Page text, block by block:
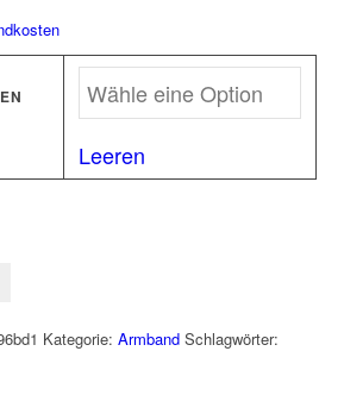
Leeren
Kategorie:Armband Schlagwörter: